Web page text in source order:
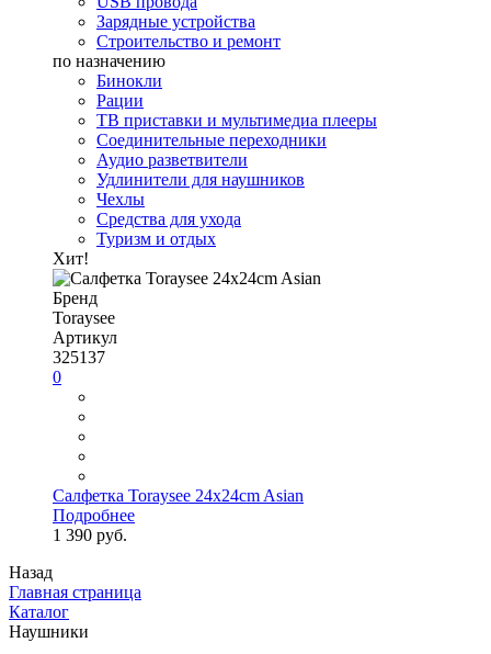
Зарядные устройства
Строительство и ремонт
по назначению
Бинокли
Рации
ТВ приставки и мультимедиа плееры
Соединительные переходники
Аудио разветвители
Удлинители для наушников
Чехлы
Средства для ухода
Туризм и отдых
Хит!
Бренд
Toraysee
Артикул
325137
0
Салфетка Toraysee 24x24cm Asian
Подробнее
1 390 руб.
Назад
Главная страница
Каталог
Наушники